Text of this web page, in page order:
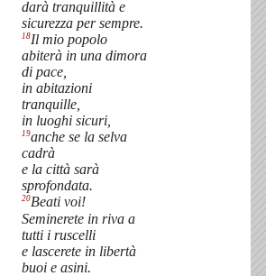
darà tranquillità e
sicurezza per sempre.
18Il mio popolo
abiterà in una dimora
di pace,
in abitazioni
tranquille,
in luoghi sicuri,
19anche se la selva
cadrà
e la città sarà
sprofondata.
20Beati voi!
Seminerete in riva a
tutti i ruscelli
e lascerete in libertà
buoi e asini.